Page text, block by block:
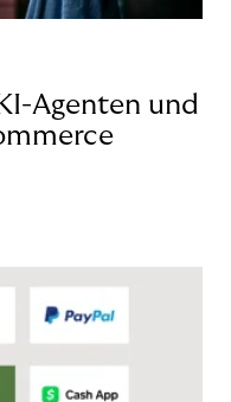
Agenten und